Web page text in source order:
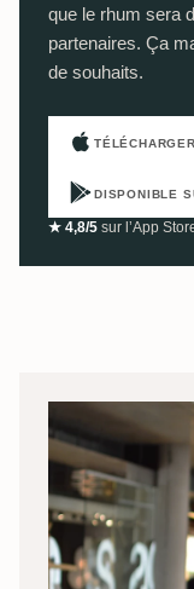
que le rhum sera
partenaires. Ça
de souhaits.
DISPONIBLE
★ 4,8/5 sur l’App